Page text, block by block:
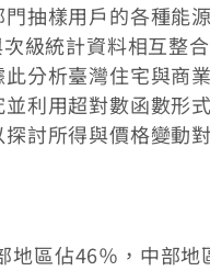
抽樣用戶的各種能
級統計資料相互整
分析臺灣住宅與商
利用超對數函數形
討所得與價格變動
區佔46％，中部地